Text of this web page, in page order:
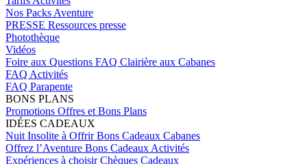
Nos Packs Aventure
PRESSE Ressources presse
Photothèque
Vidéos
Foire aux Questions FAQ Clairière aux Cabanes
FAQ Activités
FAQ Parapente
BONS PLANS
Promotions Offres et Bons Plans
IDÉES CADEAUX
Nuit Insolite à OffrirBons Cadeaux Cabanes
Offrez l’Aventure Bons Cadeaux Activités
Expériences à choisirChèques Cadeaux